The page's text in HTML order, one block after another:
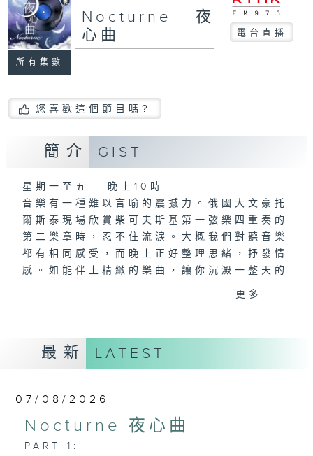
所有集數
Nocturne 夜
心曲
電台直播
您喜歡這個節目嗎?
簡介 GIST
星期一至五 晚上10時
音樂有一種難以言喻的震撼力。俄國大文豪托
爾斯泰現場欣賞柴可夫斯基第一弦樂四重奏的
第二樂章時，忍不住流淚。大概我們對聽音樂
都有相同感受，而晚上正好整理思緒，抒發情
感。如能伴上精緻的樂曲，讓你沉澱一整天的
心曲」，在曼妙的美樂之中重新得力。
更多...
最新 LATEST
07/08/2026
Nocturne 夜心曲
PART 1: